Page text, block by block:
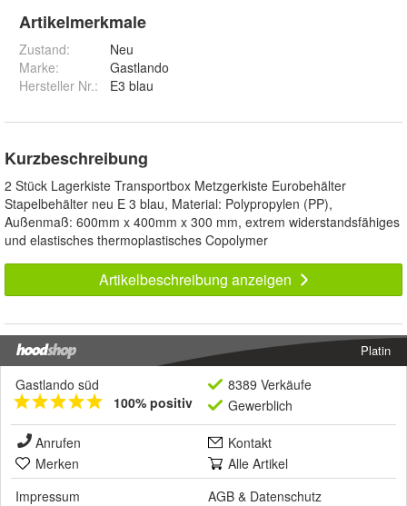
Artikelmerkmale
Zustand:
Neu
Marke:
Gastlando
Hersteller Nr.:
E3 blau
Kurzbeschreibung
2 Stück Lagerkiste Transportbox Metzgerkiste Eurobehälter
Stapelbehälter neu E 3 blau, Material: Polypropylen (PP),
Außenmaß: 600mm x 400mm x 300 mm, extrem widerstandsfähiges
und elastisches thermoplastisches Copolymer
Artikelbeschreibung anzeigen
Platin
Gastlando süd
100% positiv
8389 Verkäufe
Gewerblich
Anrufen
Kontakt
Merken
Alle Artikel
Impressum
AGB & Datenschutz